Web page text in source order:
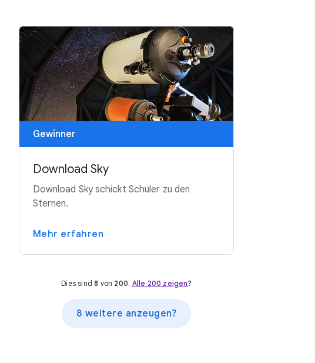
Gewinner
Download Sky
Download Sky schickt Schüler zu den
Sternen.
Mehr erfahren
Dies sind8 von 200. Alle 200 zeigen?
8 weitere anzeugen?